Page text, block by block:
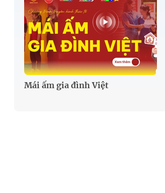
Mái ấm gia đình Việt